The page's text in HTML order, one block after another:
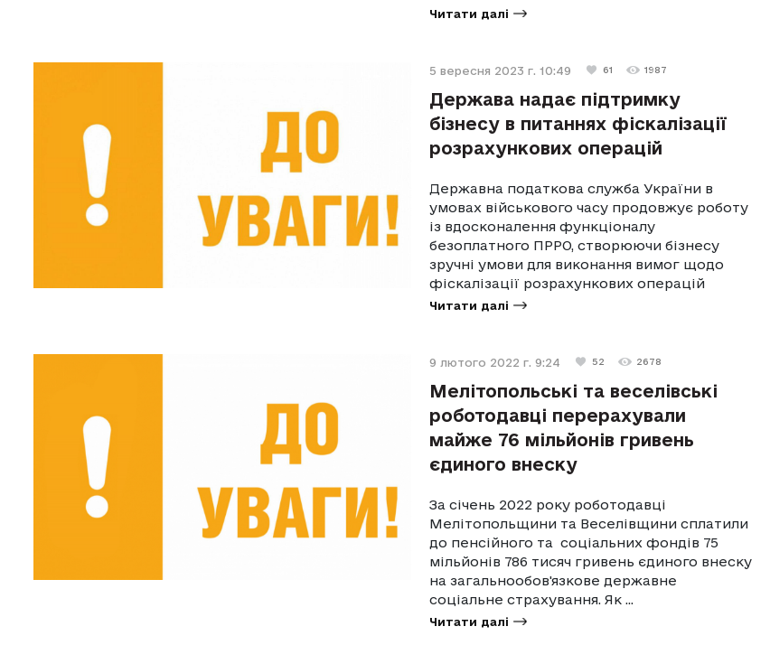
Читати далі
5 вересня 2023 г. 10:49 61 1987
Держава надає підтримку
бізнесу в питаннях фіскалізації
розрахункових операцій
Державна податкова служба України в
умовах військового часу продовжує роботу
із вдосконалення функціоналу
безоплатного ПРРО, створюючи бізнесу
зручні умови для виконання вимог щодо
фіскалізації розрахункових операцій
Читати далі
9 лютого 2022 г. 9:24 52 2678
Мелітопольські та веселівські
роботодавці перерахували
майже 76 мільйонів гривень
єдиного внеску
За січень 2022 року роботодавці
Мелітопольщини та Веселівщини сплатили
до пенсійного та соціальних фондів 75
мільйонів 786 тисяч гривень єдиного внеску
на загальнообов'язкове державне
соціальне страхування. Як ...
Читати далі